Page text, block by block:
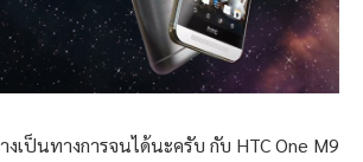
เป็นทางการจนได้นะครับ กับ HTC One M9